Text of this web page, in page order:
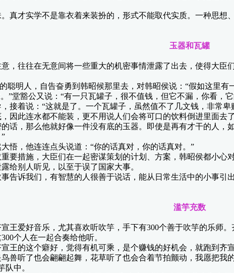
才实学不是靠衣着来装扮的，形式不能取代实质。一种思想
玉器和瓦罐
往往在无意间将一些重大的机密事情泄露了出去，使得大臣
明人，自告奋勇到韩昭候那里去，对韩昭侯说：“假如这里有
”堂豁公又说：“有一只瓦罐子，很不值钱，但它不漏，你看，
着说：“这就是了。一个瓦罐子，虽然值不了几文钱，非常卑
因此连水都不能装，更不用说人们会将可口的饮料倒进里面
话，那么他就好像一件没有底的玉器。即使是再有才干的人
，他连连点头说道：“你的话真对，你的话真对。”
措施，大臣们在一起密谋策划的计划、方案，韩昭侯都小心
给别人听见，以至于误了国家大事。
诉我们，有智慧的人很善于说话，能从日常生活中的小事引
滥竽充数
爱好音乐，尤其喜欢听吹竽，手下有300个善于吹竽的乐师
个人在一起合奏给他听。
的这个癖好，觉得有机可乘，是个赚钱的好机会，就跑到齐
兽听了也会翩翩起舞，花草听了也会合着节拍颤动，我愿把我
队中。